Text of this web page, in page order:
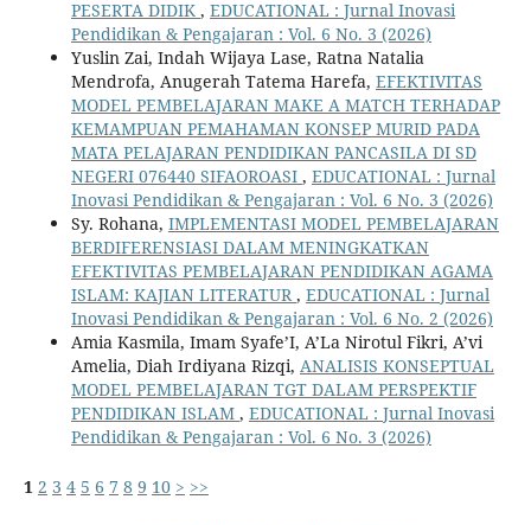
PESERTA DIDIK , EDUCATIONAL : Jurnal Inovasi
Pendidikan & Pengajaran : Vol. 6 No. 3 (2026)
Yuslin Zai, Indah Wijaya Lase, Ratna Natalia
Mendrofa, Anugerah Tatema Harefa, EFEKTIVITAS
MODEL PEMBELAJARAN MAKE A MATCH TERHADAP
KEMAMPUAN PEMAHAMAN KONSEP MURID PADA
MATA PELAJARAN PENDIDIKAN PANCASILA DI SD
NEGERI 076440 SIFAOROASI , EDUCATIONAL : Jurnal
Inovasi Pendidikan & Pengajaran : Vol. 6 No. 3 (2026)
Sy. Rohana, IMPLEMENTASI MODEL PEMBELAJARAN
BERDIFERENSIASI DALAM MENINGKATKAN
EFEKTIVITAS PEMBELAJARAN PENDIDIKAN AGAMA
ISLAM: KAJIAN LITERATUR, EDUCATIONAL : Jurnal
Inovasi Pendidikan & Pengajaran : Vol. 6 No. 2 (2026)
Amia Kasmila, Imam Syafe’I, A’La Nirotul Fikri, A’vi
Amelia, Diah Irdiyana Rizqi, ANALISIS KONSEPTUAL
MODEL PEMBELAJARAN TGT DALAM PERSPEKTIF
PENDIDIKAN ISLAM , EDUCATIONAL : Jurnal Inovasi
Pendidikan & Pengajaran : Vol. 6 No. 3 (2026)
1 2 3 4 5 6 7 8 9 10 > >>